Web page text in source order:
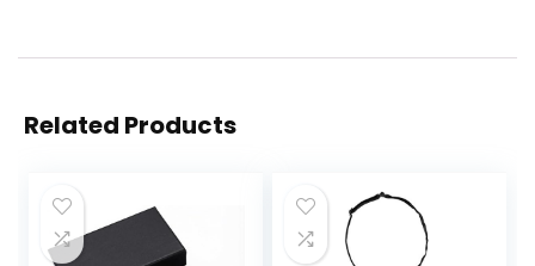
Related Products